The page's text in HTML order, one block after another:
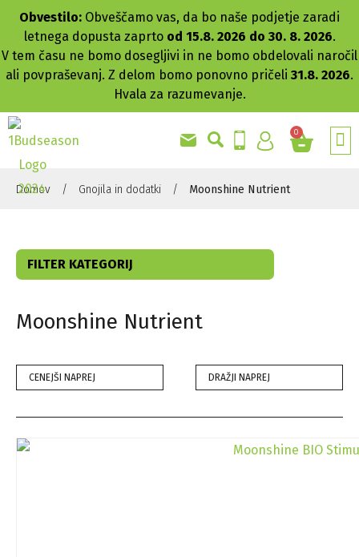
Obvestilo: Obveščamo vas, da bo naše podjetje zaradi
letnega dopusta zaprto od 15.8. 2026 do 30. 8. 2026.
V tem času ne bomo dosegljivi in ne bomo obdelovali naročil
ali povpraševanj. Z delom bomo ponovno pričeli 31.8. 2026.
Hvala za razumevanje.
0
Domov / Gnojila in dodatki / Moonshine Nutrient
FILTER KATEGORIJ
Moonshine Nutrient
CENEJŠI NAPREJ DRAŽJI NAPREJ